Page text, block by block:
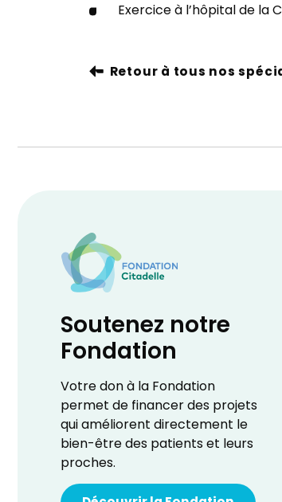
Exercice à l’hôpital de la
Retour à tous nos
Soutenez notre
Fondation
Votre don à la Fondation
permet de financer des projets
qui améliorent directement le
bien-être des patients et leurs
proches.